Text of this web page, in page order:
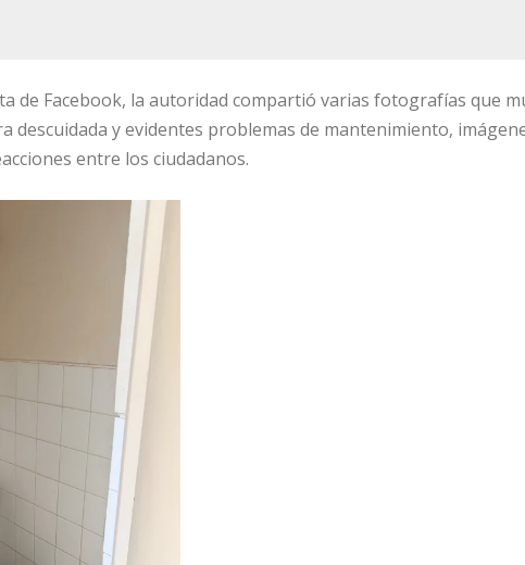
de Facebook, la autoridad compartió varias fotografías que
y evidentes problemas de mantenimiento,
entre los ciudadanos.